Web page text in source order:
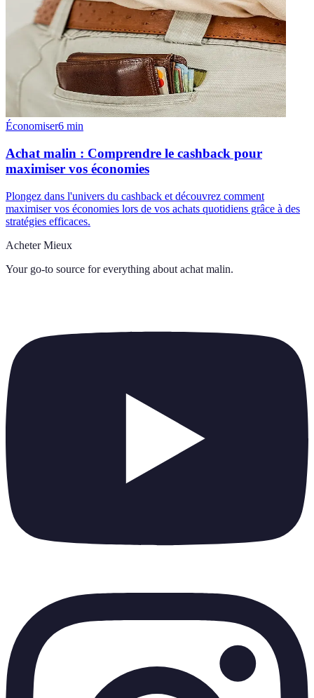
Économiser6 min
Achat malin : Comprendre le cashback pour
maximiser vos économies
Plongez dans l'univers du cashback et découvrez comment
maximiser vos économies lors de vos achats quotidiens grâce à des
stratégies efficaces.
Acheter Mieux
Your go-to source for everything about achat malin.